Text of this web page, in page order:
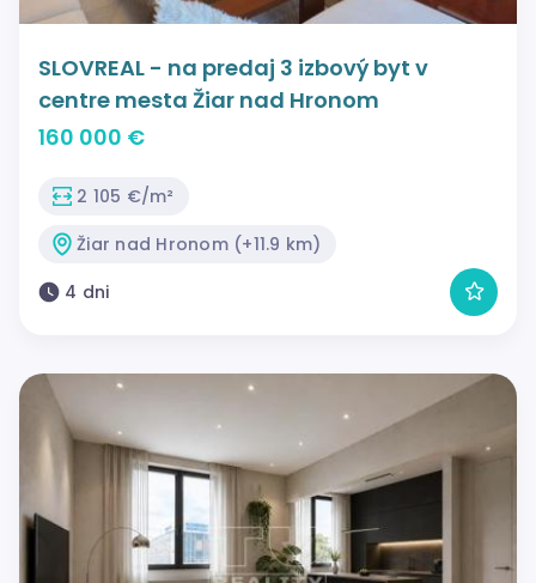
SLOVREAL - na predaj 3 izbový byt v
centre mesta Žiar nad Hronom
160 000 €
2 105 €/m²
Žiar nad Hronom (+11.9 km)
4 dni